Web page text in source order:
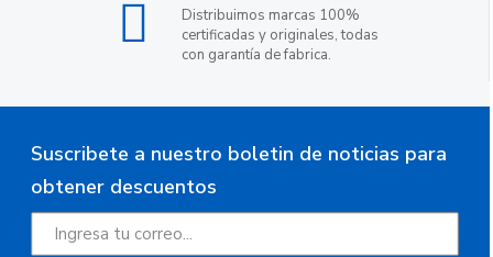
Distribuimos marcas 100%
certificadas y originales, todas
con garantía de fabrica.
Suscribete a nuestro boletin de noticias para
obtener descuentos